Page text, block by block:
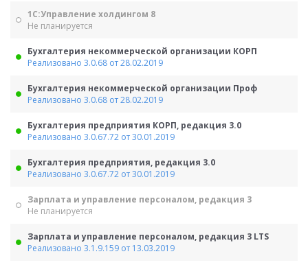
1С:Управление холдингом 8
Не планируется
Бухгалтерия некоммерческой организации КОРП
Реализовано 3.0.68 от 28.02.2019
Бухгалтерия некоммерческой организации Проф
Реализовано 3.0.68 от 28.02.2019
Бухгалтерия предприятия КОРП, редакция 3.0
Реализовано 3.0.67.72 от 30.01.2019
Бухгалтерия предприятия, редакция 3.0
Реализовано 3.0.67.72 от 30.01.2019
Зарплата и управление персоналом, редакция 3
Не планируется
Зарплата и управление персоналом, редакция 3 LTS
Реализовано 3.1.9.159 от 13.03.2019